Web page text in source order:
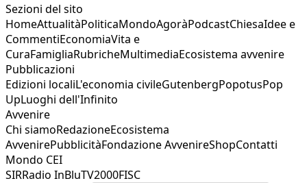
Sezioni del sito
HomeAttualitàPoliticaMondoAgoràPodcastChiesaIdee e
CommentiEconomiaVita e
CuraFamigliaRubricheMultimediaEcosistema avvenire
Pubblicazioni
Edizioni localiL'economia civileGutenbergPopotusPop
UpLuoghi dell'Infinito
Avvenire
Chi siamoRedazioneEcosistema
AvvenirePubblicitàFondazione AvvenireShopContatti
Mondo CEI
SIRRadio InBluTV2000FISC